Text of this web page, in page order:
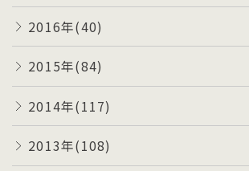
2016年(40)
2015年(84)
2014年(117)
2013年(108)